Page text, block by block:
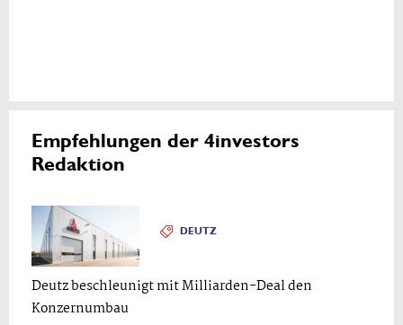
Empfehlungen der 4investors
Redaktion
DEUTZ
Deutz beschleunigt mit Milliarden-Deal den
Konzernumbau